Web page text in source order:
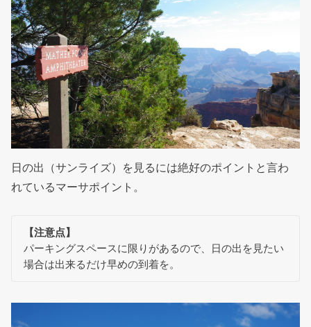
日の出（サンライズ）を見るには絶好のポイントと言わ
れているマーサポイント。
【注意点】
パーキングスペースに限りがあるので、日の出を見たい
場合は出来るだけ早めの到着を。